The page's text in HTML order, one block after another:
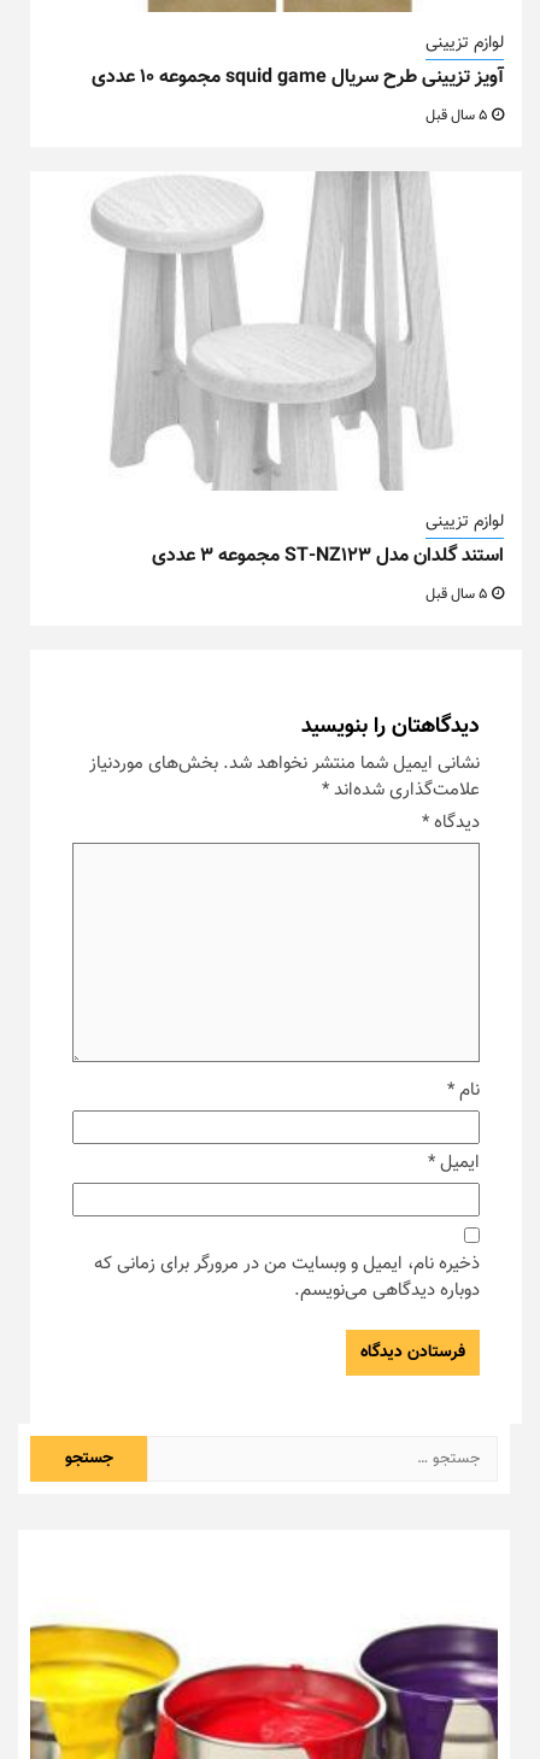
لوازم تزیینی
آویز تزیینی طرح سریال squid game مجموعه ۱۰ عددی
لوازم تزیینی
استند گلدان مدل ST-NZ123 مجموعه ۳ عددی
دیدگاهتان را بنویسید
نشانی ایمیل شما منتشر نخواهد شد. بخش‌های موردنیاز
علامت‌گذاری شده‌اند*
دیدگاه*
نام*
ایمیل*
ذخیره نام، ایمیل و وبسایت من در مرورگر برای زمانی که
دوباره دیدگاهی می‌نویسم.
جستجو
برای: